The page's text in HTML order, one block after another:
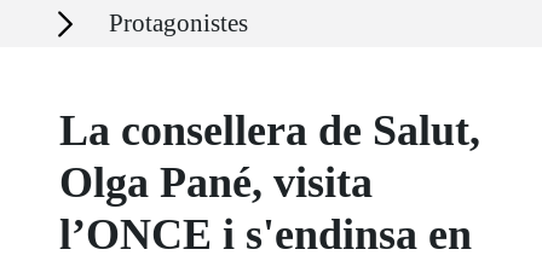
Secciones Protagonistes
La consellera de Salut,
Olga Pané, visita
l’ONCE i s'endinsa en